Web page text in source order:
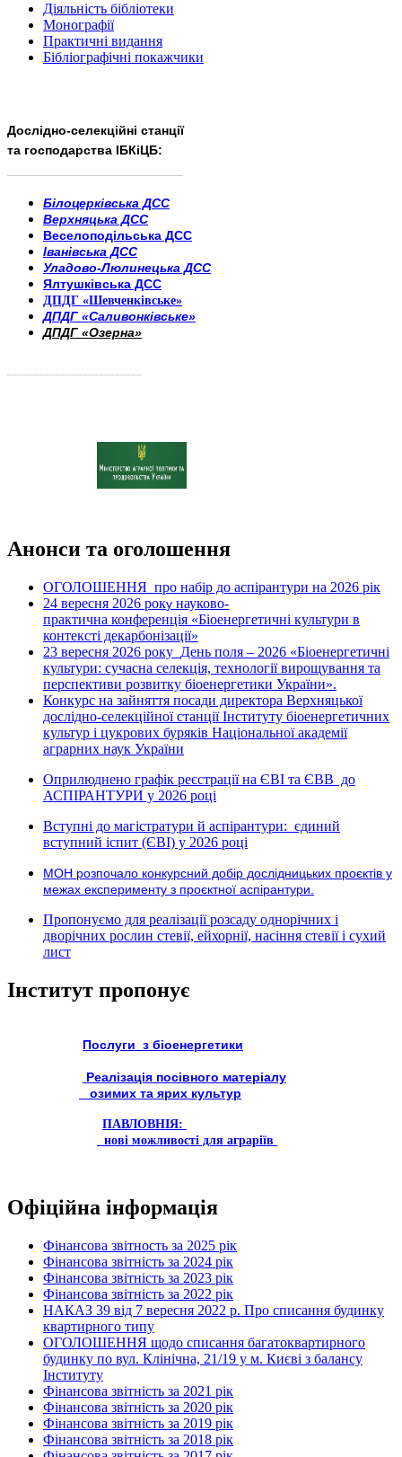
Діяльність бібліотеки
Монографії
Практичні видання
Бібліографічні покажчики
Дослідно-селекційні станції
та господарства ІБКіЦБ:
Білоцерківська ДСС
Верхняцька ДСС
Веселоподільська ДСС
Іванівська ДСС
Уладово-Люлинецька ДСС
Ялтушківська ДСС
ДПДГ «Шевченківське»
ДПДГ «Саливонківське»
ДПДГ «Озерна»
Анонси та оголошення
ОГОЛОШЕННЯ про набір до аспірантури на 2026 рік
24 вересня 2026 року науково-
практична конференція «Біоенергетичні культури в
контексті декарбонізації»
23 вересня 2026 року День поля – 2026 «Біоенергетичні
культури: сучасна селекція, технології вирощування та
перспективи розвитку біоенергетики України».
Конкурс на зайняття посади директора Верхняцької
дослідно-селекційної станції Інституту біоенергетичних
культур і цукрових буряків Національної академії
аграрних наук України
Оприлюднено графік реєстрації на ЄВІ та ЄВВ до
АСПІРАНТУРИ у 2026 році
Вступні до магістратури й аспірантури: єдиний
вступний іспит (ЄВІ) у 2026 році
МОН розпочало конкурсний добір дослідницьких проєктів у
межах експерименту з проєктної аспірантури.
Пропонуємо для реалізації розсаду однорічних і
дворічних рослин стевії, ейхорнії, насіння стевії і сухий
лист
Інститут пропонує
Послуги з біоенергетики
Реалізація посівного матеріалу
озимих та ярих культур
ПАВЛОВНІЯ:
нові можливості для аграріїв
Офіційна інформація
Фінансова звітность за 2025 рік
Фінансова звітність за 2024 рік
Фінансова звітність за 2023 рік
Фінансова звітність за 2022 рік
НАКАЗ 39 від 7 вересня 2022 р. Про списання будинку
квартирного типу
ОГОЛОШЕННЯ щодо списання багатоквартирного
будинку по вул. Клінічна, 21/19 у м. Києві з балансу
Інституту
Фінансова звітність за 2021 рік
Фінансова звітність за 2020 рік
Фінансова звітність за 2019 рік
Фінансова звітність за 2018 рік